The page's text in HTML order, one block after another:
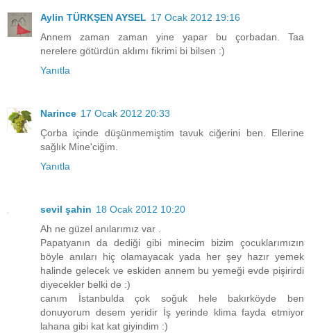
Aylin TÜRKŞEN AYSEL 17 Ocak 2012 19:16
Annem zaman zaman yine yapar bu çorbadan. Taa
nerelere götürdün aklımı fikrimi bi bilsen :)
Yanıtla
Narince 17 Ocak 2012 20:33
Çorba içinde düşünmemiştim tavuk ciğerini ben. Ellerine
sağlık Mine'ciğim.
Yanıtla
sevil şahin 18 Ocak 2012 10:20
Ah ne güzel anılarımız var .
Papatyanın da dediği gibi minecim bizim çocuklarımızın
böyle anıları hiç olamayacak yada her şey hazır yemek
halinde gelecek ve eskiden annem bu yemeği evde pişirirdi
diyecekler belki de :)
canım İstanbulda çok soğuk hele bakırköyde ben
donuyorum desem yeridir İş yerinde klima fayda etmiyor
lahana gibi kat kat giyindim :)